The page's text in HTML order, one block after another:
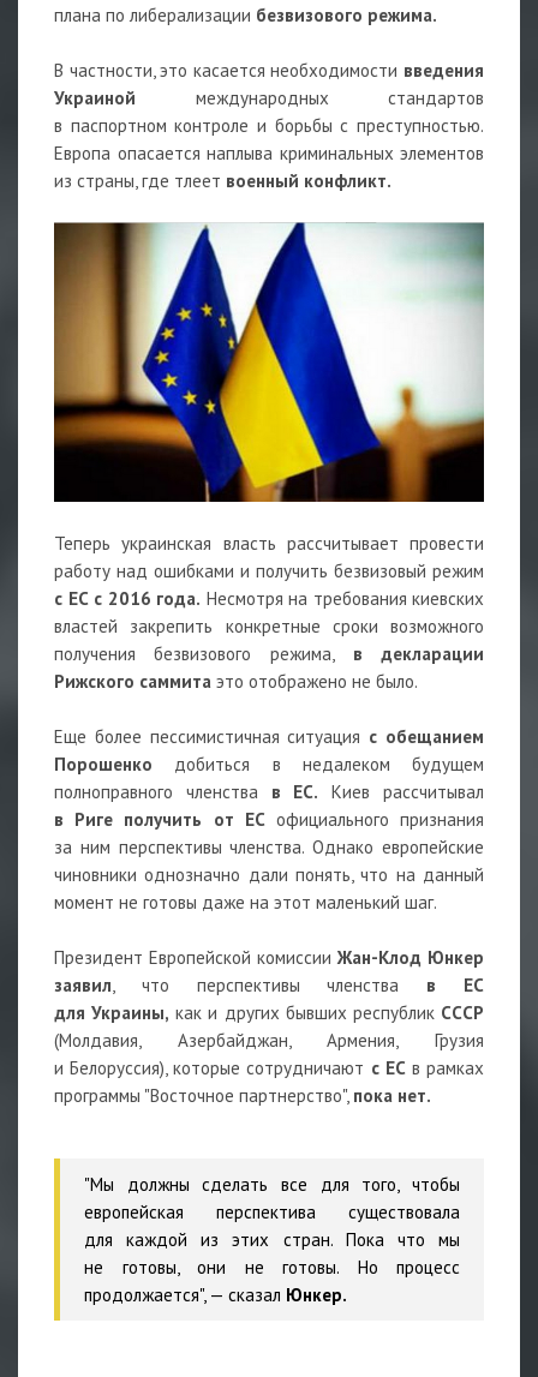
плана по либерализации безвизового режима.
В частности, это касается необходимости введения
Украиной международных стандартов
в паспортном контроле и борьбы с преступностью.
Европа опасается наплыва криминальных элементов
из страны, где тлеет военный конфликт.
Теперь украинская власть рассчитывает провести
работу над ошибками и получить безвизовый режим
с ЕС с 2016 года. Несмотря на требования киевских
властей закрепить конкретные сроки возможного
получения безвизового режима,в декларации
Рижского саммита это отображено не было.
Еще более пессимистичная ситуация с обещанием
Порошенко добиться в недалеком будущем
полноправного членства в ЕС. Киев рассчитывал
в Риге получить от ЕСофициального признания
за ним перспективы членства. Однако европейские
чиновники однозначно дали понять, что на данный
момент не готовы даже на этот маленький шаг.
Президент Европейской комиссииЖан-Клод Юнкер
заявил, что перспективы членства в ЕС
для Украины, как и других бывших республикСССР
(Молдавия, Азербайджан, Армения, Грузия
и Белоруссия), которые сотрудничают с ЕСв рамках
программы "Восточное партнерство", пока нет.
"Мы должны сделать все для того, чтобы
европейская перспектива существовала
для каждой из этих стран. Пока что мы
не готовы, они не готовы. Но процесс
продолжается", — сказал Юнкер.